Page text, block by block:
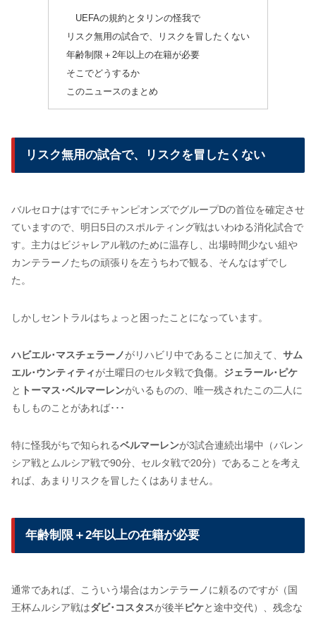
UEFAの規約とタリンの怪我で
リスク無用の試合で、リスクを冒したくない
年齢制限＋2年以上の在籍が必要
そこでどうするか
このニュースのまとめ
リスク無用の試合で、リスクを冒したくない
バルセロナはすでにチャンピオンズでグループDの首位を確定させ
ていますので、明日5日のスポルティング戦はいわゆる消化試合で
す。主力はビジャレアル戦のために温存し、出場時間少ない組や
カンテラーノたちの頑張りを左うちわで観る、そんなはずでし
た。
しかしセントラルはちょっと困ったことになっています。
ハビエル･マスチェラーノがリハビリ中であることに加えて、 サム
エル･ウンティティが土曜日のセルタ戦で負傷。 ジェラール･ピケ
と トーマス･ベルマーレンがいるものの、唯一残されたこの二人に
もしものことがあれば･･･
特に怪我がちで知られるベルマーレンが3試合連続出場中（バレン
シア戦とムルシア戦で90分、セルタ戦で20分）であることを考え
れば、あまりリスクを冒したくはありません。
年齢制限＋2年以上の在籍が必要
通常であれば、こういう場合はカンテラーノに頼るのですが（国
王杯ムルシア戦はダビ･コスタスが後半ピケと途中交代）、残念な